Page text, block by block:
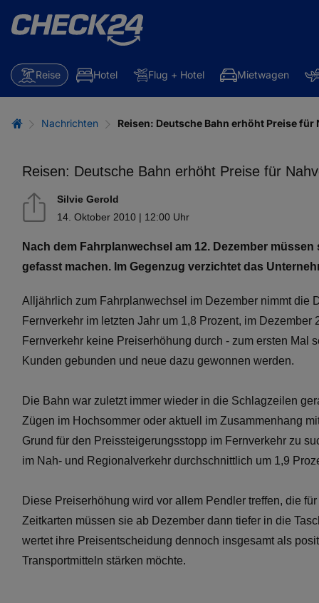
Reise Hotel Flug + Hotel Mietwagen
Nachrichten Reisen: Deutsche Bahn erhöht Preise
Reisen: Deutsche Bahn erhöht Preise für
Silvie Gerold
14. Oktober 2010 | 12:00 Uhr
Nach dem Fahrplanwechsel am 12. Dezember
gefasst machen. Im Gegenzug verzichtet das
Alljährlich zum Fahrplanwechsel im Dezember nimmt die
Fernverkehr im letzten Jahr um 1,8 Prozent, im
Fernverkehr keine Preiserhöhung durch - zum ersten
Kunden gebunden und neue dazu gewonnen werden.
Die Bahn war zuletzt immer wieder in die Schlagzeilen
Zügen im Hochsommer oder aktuell im Zusammenhang
Grund für den Preissteigerungsstopp im Fernverkehr zu
im Nah- und Regionalverkehr durchschnittlich um 1,9
Diese Preiserhöhung wird vor allem Pendler treffen, die
Zeitkarten müssen sie ab Dezember dann tiefer in die
wertet ihre Preisentscheidung dennoch insgesamt als
Transportmitteln stärken möchte.